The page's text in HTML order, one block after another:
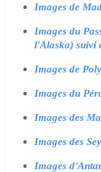
Images de
Images du
l'Alaska) suivi
Images de
Images du
Images des
Images des
Images